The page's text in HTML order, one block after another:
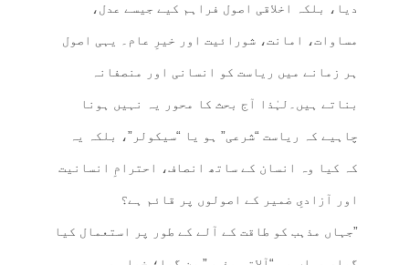
دیا، بلکہ اخلاقی اصول فراہم کیے جیسے عدل،
مساوات، امانت، شورائیت اور خیرِ عام۔ یہی اصول
ہر زمانے میں ریاست کو انسانی اور منصفانہ
بناتے ہیں۔لہٰذا آج بحث کا محور یہ نہیں ہونا
چاہیے کہ ریاست “شرعی” ہو یا “سیکولر”، بلکہ یہ
کہ کیا وہ انسان کے ساتھ انصاف، احترامِ انسانیت
اور آزادیِ ضمیر کے اصولوں پر قائم ہے؟
”جہاں مذہب کو طاقت کے آلے کے طور پر استعمال کیا